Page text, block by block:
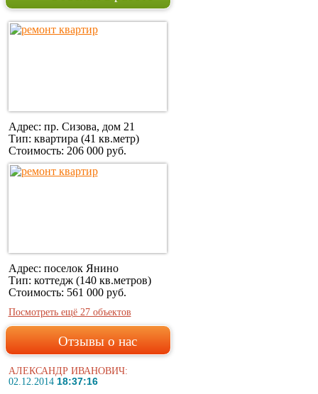
Адрес: пр. Сизова, дом 21
Тип: квартира (41 кв.метр)
Стоимость: 206 000 руб.
Адрес: поселок Янино
Тип: коттедж (140 кв.метров)
Стоимость: 561 000 руб.
Посмотреть ещё 27 объектов
Отзывы о нас
АЛЕКСАНДР ИВАНОВИЧ:
02.12.2014 18:37:16